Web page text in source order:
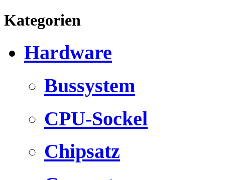
Kategorien
Hardware
Bussystem
CPU-Sockel
Chipsatz